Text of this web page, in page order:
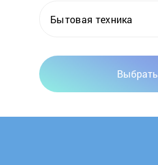
Gemlux
Gorenje
Бытовая техника
Выбрать